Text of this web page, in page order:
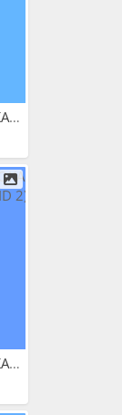
PAMERAN TEROKAI HANTU 2002...
PAMERAN TEROKAI HANTU 2002...